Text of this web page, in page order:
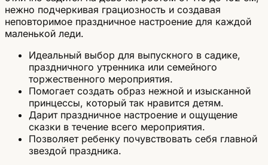
нежно подчеркивая грациозность и создавая
неповторимое праздничное настроение для каждой
маленькой леди.
Идеальный выбор для выпускного в садике,
праздничного утренника или семейного
торжественного мероприятия.
Помогает создать образ нежной и изысканной
принцессы, который так нравится детям.
Дарит праздничное настроение и ощущение
сказки в течение всего мероприятия.
Позволяет ребенку почувствовать себя главной
звездой праздника.